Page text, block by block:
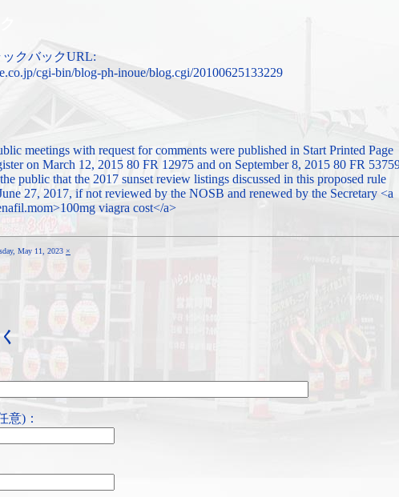
クバックURL:
cgi-bin/blog-ph-inoue/blog.cgi/20100625133229
meetings with request for comments were published in Start Printed Page
on March 12, 2015 80 FR 12975 and on September 8, 2015 80 FR
public that the 2017 sunset review listings discussed in this proposed rule
27, 2017, if not reviewed by the NOSB and renewed by the Secretary <a
viagra cost</a>
May 11, 2023 ×
意)：